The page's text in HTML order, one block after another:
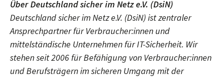
Über Deutschland sicher im Netz e.V. (DsiN)
Deutschland sicher im Netz e.V. (DsiN) ist zentraler
Ansprechpartner für Verbraucher:innen und
mittelständische Unternehmen für IT-Sicherheit. Wir
stehen seit 2006 für Befähigung von Verbraucher:innen
und Berufsträgern im sicheren Umgang mit der